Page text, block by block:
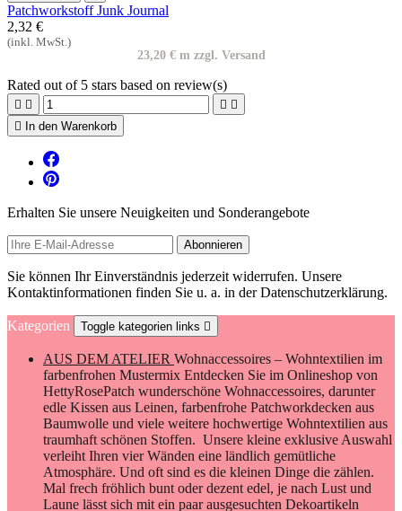
Patchworkstoff Junk Journal
2,32 €
(inkl. MwSt.)
23,20 € m zzgl. Versand
Rated out of 5 stars based on review(s)
   

In den Warenkorb
Erhalten Sie unsere Neuigkeiten und Sonderangebote
Sie können Ihr Einverständnis jederzeit widerrufen. Unsere
Kontaktinformationen finden Sie u. a. in der Datenschutzerklärung.
Kategorien Toggle kategorien links 
AUS DEM ATELIER Wohnaccessoires – Wohntextilien im
farbenfrohen Mustermix Entdecken Sie im Onlineshop von
HettyRosePatch wunderschöne Wohnaccessoires, darunter
edle Kissen aus Leinen, farbenfrohe Patchworkdecken aus
Baumwolle und viele weitere hochwertige Wohntextilien aus
traumhaft schönen Stoffen. Unsere kleine exklusive Auswahl
verleiht Ihren vier Wänden eine ländlich gemütliche
Atmosphäre. Und oft sind es die kleinen Dinge die zählen.
Mal frech fröhlich bunt oder dezent edel, je nach Lust und
Laune lässt sich mit ein paar ausgesuchten Dekoartikeln